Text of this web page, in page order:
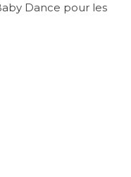
Dance pour les